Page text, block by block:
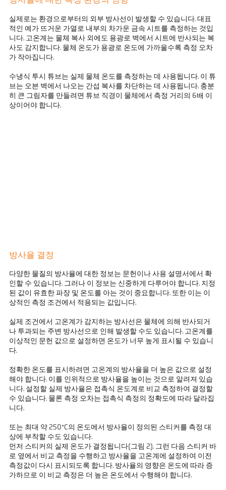
실제로는 환경으로부터의 외부 방사선이 발생할 수 있습니다. 대표
적인 예가 뜨거운 가열로 내부의 차가운 금속 시트를 측정하는 것입
니다. 고온계는 물체 복사 외에도 용광로 벽에서 시트에 반사되는 복
사도 감지합니다. 물체 온도가 용광로 온도에 가까울수록 측정 오차
가 작아집니다.
수냉식 투시 튜브는 실제 물체 온도를 측정하는 데 사용됩니다. 이 튜
브는 오븐 벽에서 나오는 간섭 복사를 차단하는 데 사용됩니다. 충분
히 큰 그림자를 만들려면 튜브 직경이 물체에서 측정 거리의 6배 이
상이어야 합니다.
방사율 결정
다양한 물질의 방사율에 대한 정보는 문헌이나 사용 설명서에서 확
인할 수 있습니다. 그러나 이 정보는 신중하게 다루어야 합니다. 지정
된 값이 유효한 파장 및 온도를 아는 것이 중요합니다. 또한 이는 이
상적인 측정 조건에서 적용되는 값입니다.
실제 조건에서 고온계가 감지하는 방사선은 물체에 의해 반사되거
나 투과되는 주변 방사선으로 인해 발생할 수도 있습니다. 고온계를
이상적인 문헌 값으로 설정하면 온도가 너무 높게 표시될 수 있습니
다.
정확한 온도를 표시하려면 고온계의 방사율을 더 높은 값으로 설정
해야 합니다. 이를 인위적으로 방사율을 높이는 것으로 알려져 있습
니다. 설정할 실제 방사율은 접촉식 온도계로 비교 측정하여 결정할
수 있습니다. 물론 측정 오차는 접촉식 측정의 정확도에 따라 달라집
니다.
또는 최대 약 250°C의 온도에서 방사율이 정의된 스티커를 측정 대
상에 부착할 수도 있습니다.
먼저 스티커의 실제 온도가 결정됩니다(그림 2). 그런 다음 스티커 바
로 옆에서 비교 측정을 수행하고 방사율을 고온계에 설정하여 이전
측정값이 다시 표시되도록 합니다. 방사율의 영향은 온도에 따라 증
가하므로 이 비교 측정은 더 높은 온도에서 수행해야 합니다.